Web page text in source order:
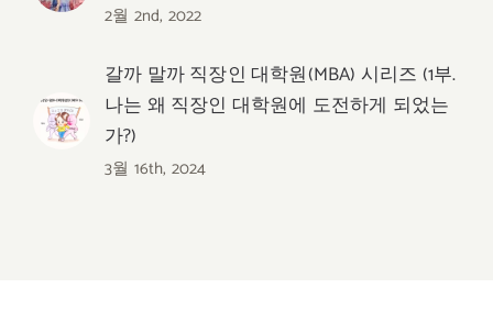
2월 2nd, 2022
갈까 말까 직장인 대학원(MBA) 시리즈 (1부.
나는 왜 직장인 대학원에 도전하게 되었는
가?)
3월 16th, 2024